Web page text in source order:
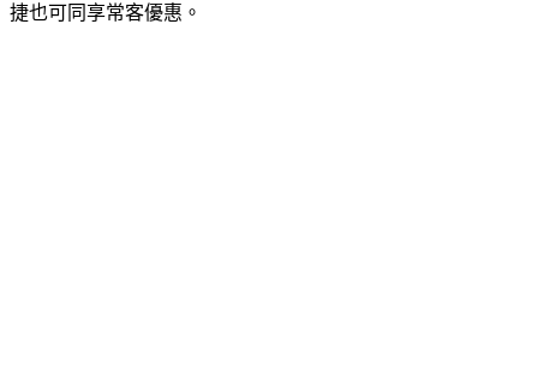
捷也可同享常客優惠。